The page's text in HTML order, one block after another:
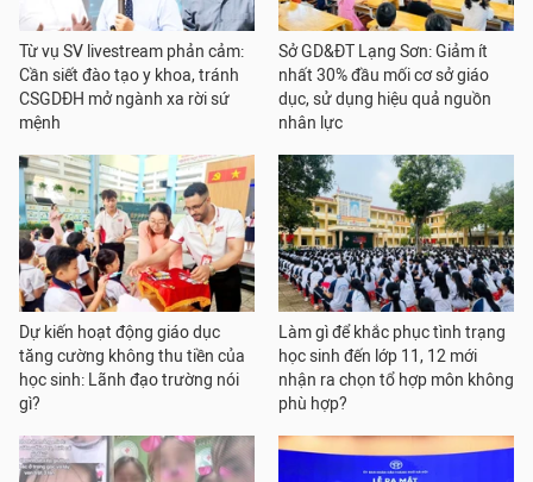
Từ vụ SV livestream phản cảm:
Cần siết đào tạo y khoa, tránh
CSGDĐH mở ngành xa rời sứ
mệnh
Sở GD&ĐT Lạng Sơn: Giảm ít
nhất 30% đầu mối cơ sở giáo
dục, sử dụng hiệu quả nguồn
nhân lực
Dự kiến hoạt động giáo dục
tăng cường không thu tiền của
học sinh: Lãnh đạo trường nói
gì?
Làm gì để khắc phục tình trạng
học sinh đến lớp 11, 12 mới
nhận ra chọn tổ hợp môn không
phù hợp?